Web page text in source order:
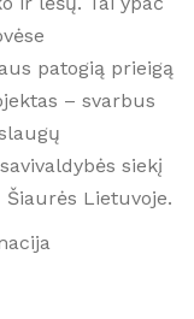
patogią prieigą
– svarbus
siekį
Lietuvoje.